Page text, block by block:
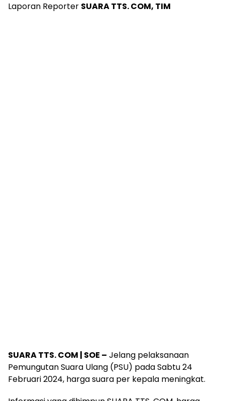
Laporan Reporter SUARA TTS. COM, TIM
SUARA TTS. COM | SOE – Jelang pelaksanaan
Pemungutan Suara Ulang (PSU) pada Sabtu 24
Februari 2024, harga suara per kepala meningkat.